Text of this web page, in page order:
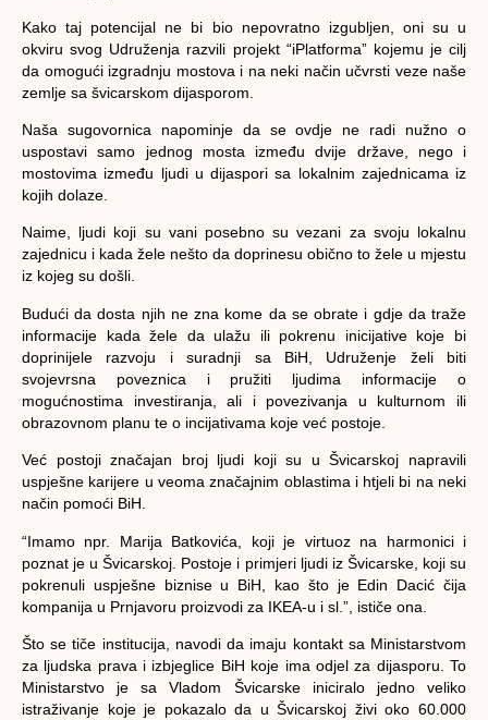
Kako taj potencijal ne bi bio nepovratno izgubljen, oni su u
okviru svog Udruženja razvili projekt “iPlatforma” kojemu je cilj
da omogući izgradnju mostova i na neki način učvrsti veze naše
zemlje sa švicarskom dijasporom.
Naša sugovornica napominje da se ovdje ne radi nužno o
uspostavi samo jednog mosta između dvije države, nego i
mostovima između ljudi u dijaspori sa lokalnim zajednicama iz
kojih dolaze.
Naime, ljudi koji su vani posebno su vezani za svoju lokalnu
zajednicu i kada žele nešto da doprinesu obično to žele u mjestu
iz kojeg su došli.
Budući da dosta njih ne zna kome da se obrate i gdje da traže
informacije kada žele da ulažu ili pokrenu inicijative koje bi
doprinijele razvoju i suradnji sa BiH, Udruženje želi biti
svojevrsna poveznica i pružiti ljudima informacije o
mogućnostima investiranja, ali i povezivanja u kulturnom ili
obrazovnom planu te o incijativama koje već postoje.
Već postoji značajan broj ljudi koji su u Švicarskoj napravili
uspješne karijere u veoma značajnim oblastima i htjeli bi na neki
način pomoći BiH.
“Imamo npr. Marija Batkovića, koji je virtuoz na harmonici i
poznat je u Švicarskoj. Postoje i primjeri ljudi iz Švicarske, koji su
pokrenuli uspješne biznise u BiH, kao što je Edin Dacić čija
kompanija u Prnjavoru proizvodi za IKEA-u i sl.”, ističe ona.
Što se tiče institucija, navodi da imaju kontakt sa Ministarstvom
za ljudska prava i izbjeglice BiH koje ima odjel za dijasporu. To
Ministarstvo je sa Vladom Švicarske iniciralo jedno veliko
istraživanje koje je pokazalo da u Švicarskoj živi oko 60.000